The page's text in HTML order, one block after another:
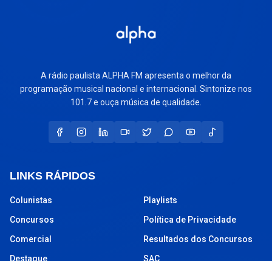
A rádio paulista ALPHA FM apresenta o melhor da
programação musical nacional e internacional. Sintonize nos
101.7 e ouça música de qualidade.
LINKS RÁPIDOS
Colunistas
Concursos
Comercial
Destaque
Playlists
Política de Privacidade
Resultados dos Concursos
SAC